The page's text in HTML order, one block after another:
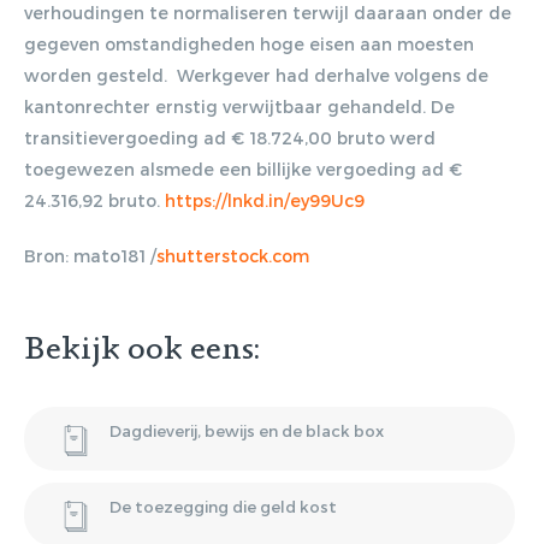
verhoudingen te normaliseren terwijl daaraan onder de
gegeven omstandigheden hoge eisen aan moesten
worden gesteld. Werkgever had derhalve volgens de
kantonrechter ernstig verwijtbaar gehandeld. De
transitievergoeding ad € 18.724,00 bruto werd
toegewezen alsmede een billijke vergoeding ad €
24.316,92 bruto. https://lnkd.in/ey99Uc9
Bron: mato181 /shutterstock.com
Bekijk ook eens:
Dagdieverij, bewijs en de black box
De toezegging die geld kost
Gratis E-
ontvangen
Lorem ipsum dolor sit amet,